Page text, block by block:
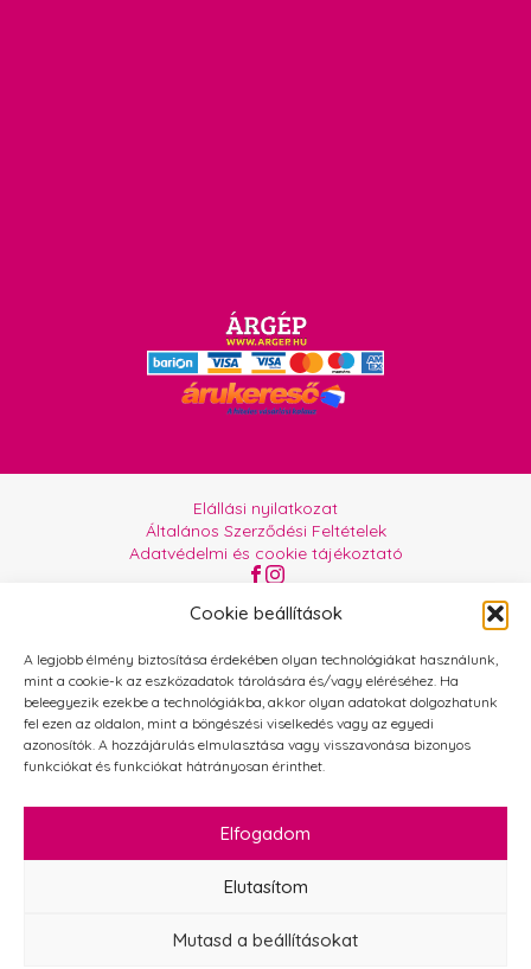
Cookie beállítások
A legjobb élmény biztosítása érdekében olyan technológiákat használunk,
mint a cookie-k az eszközadatok tárolására és/vagy eléréséhez. Ha
beleegyezik ezekbe a technológiákba, akkor olyan adatokat dolgozhatunk
fel ezen az oldalon, mint a böngészési viselkedés vagy az egyedi
azonosítók. A hozzájárulás elmulasztása vagy visszavonása bizonyos
funkciókat és funkciókat hátrányosan érinthet.
Elfogadom
Elutasítom
Mutasd a beállításokat
Elállási nyilatkozat
Általános Szerződési Feltételek
Adatvédelmi és cookie tájékoztató